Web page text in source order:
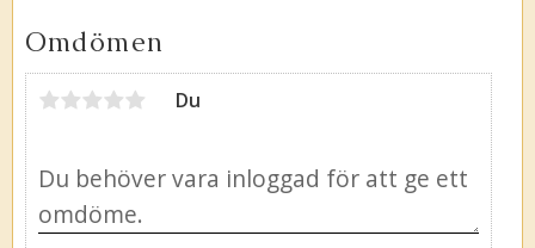
Omdömen
Du